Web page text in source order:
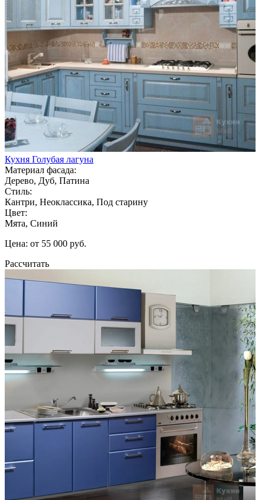
Кухня Голубая лагуна
Материал фасада:
Дерево, Дуб, Патина
Стиль:
Кантри, Неоклассика, Под старину
Цвет:
Мята, Синий
Цена: от 55 000 руб.
Рассчитать